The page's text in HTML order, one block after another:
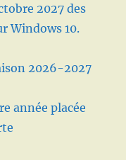
2027 des
Windows 10.
2026-2027
année placée